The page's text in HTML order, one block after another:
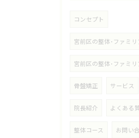
コンセプト
宮前区の整体･ファミ
宮前区の整体･ファミ
骨盤矯正 サービス
院長紹介 よくある
整体コース お問い